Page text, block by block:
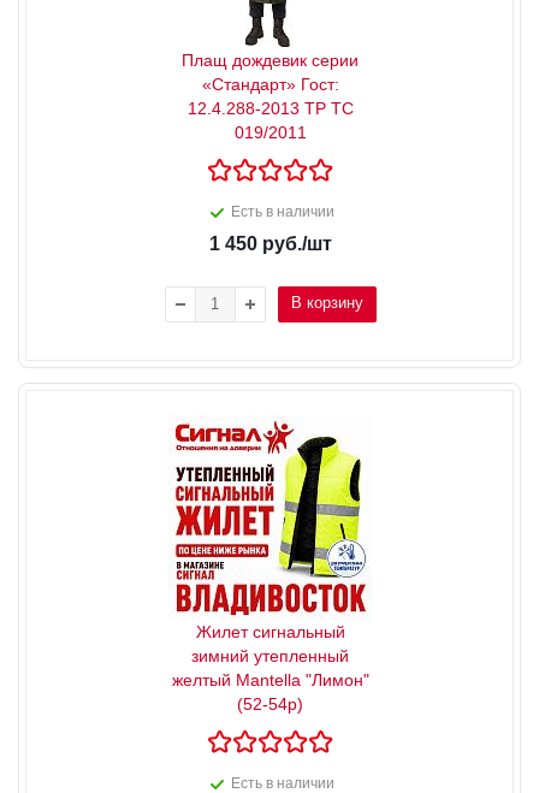
Плащ дождевик серии
«Стандарт» Гост:
12.4.288-2013 ТР ТС
019/2011
Есть в наличии
1 450руб./шт
В корзину
Жилет сигнальный
зимний утепленный
желтый Mantella "Лимон"
(52-54р)
Есть в наличии